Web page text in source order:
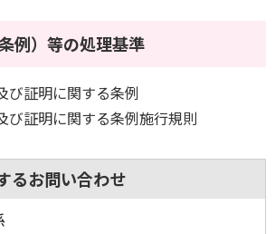
例）等の処理基準
び証明に関する条例
び証明に関する条例施行規則
るお問い合わせ